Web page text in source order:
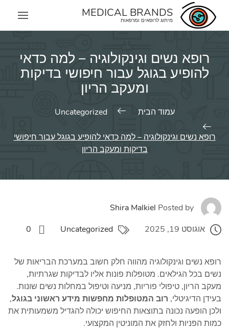
content
MEDICAL BRANDS
מיתוג לרופאים ומרפאות
רופא נשים וגינקולוגיה – למה כדאי
להופיע בגוגל עבור חיפושי בדיקות
ומעקב הריון
עמוד הבית Uncategorized
רופא נשים וגינקולוגיה – למה כדאי להופיע בגוגל עבור חיפושי
בדיקות ומעקב הריון
Posted by
Shira Malkiel
אוגוסט 19, 2025
Uncategorized
רופא נשים וגינקולוגיה מהווה חלק חשוב במערכת הבריאות של
נשים בכל הגילאים. מטופלות פונות אליו לבדיקות שגרתיות,
מעקב הריון, טיפולי פוריות, מניעה וטיפול במחלות נשים שונות.
בעידן הדיגיטלי, רוב המטופלות מחפשות מידע ראשוני בגוגל,
ולכן הופעה נכונה בתוצאות החיפוש יכולה להגדיל משמעותית את
כמות הפניות ולחזק את המוניטין המקצועי.